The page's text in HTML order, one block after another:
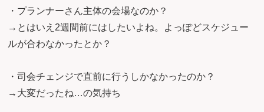
・プランナーさん主体の会場なのか？
→とはいえ2週間前にはしたいよね。よっぽどスケジュー
ルが合わなかったとか？
・司会チェンジで直前に行うしかなかったのか？
→大変だったね…の気持ち